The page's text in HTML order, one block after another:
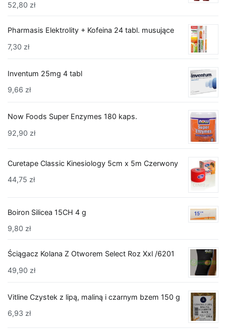
52,80 zł
Pharmasis Elektrolity + Kofeina 24 tabl. musujące
7,30 zł
Inventum 25mg 4 tabl
9,66 zł
Now Foods Super Enzymes 180 kaps.
92,90 zł
Curetape Classic Kinesiology 5cm x 5m Czerwony
44,75 zł
Boiron Silicea 15CH 4 g
9,80 zł
Ściągacz Kolana Z Otworem Select Roz Xxl /6201
49,90 zł
Vitline Czystek z lipą, maliną i czarnym bzem 150 g
6,93 zł